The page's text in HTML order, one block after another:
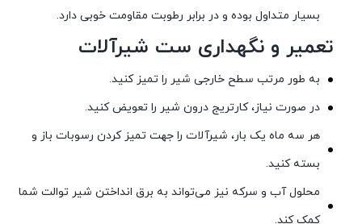
بسیار متداول بوده و در برابر رطوبت مقاومت خوبی دارد.
تعمیر و نگهداری ست شیرآلات
به طور مرتب سطح خارجی شیر را تمیز کنید.
در صورت نیاز، کارتریج درون شیر را تعویض کنید.
هر سه ماه یک بار، شیرآلات را جهت تمیز کردن رسوبات باز و
بسته کنید.
محلول آب و سرکه نیز می‌تواند به برق انداختن شیر توالت شما
کمک کند.